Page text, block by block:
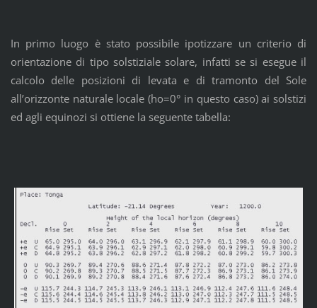
In primo luogo è stato possibile ipotizzare un criterio di
orientazione di tipo solstiziale solare, infatti se si esegue il
calcolo delle posizioni di levata e di tramonto del Sole
all’orizzonte naturale locale (ho=0° in questo caso) ai solstizi
ed agli equinozi si ottiene la seguente tabella: